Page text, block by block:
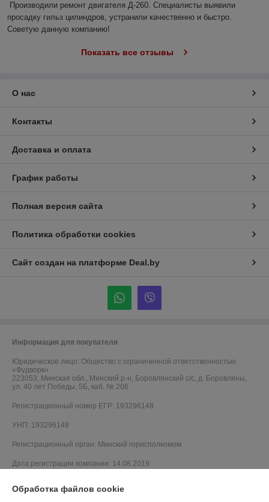
Производили ремонт двигателя Д-260. Специалисты выявили
просадку гильз цилиндров, устранили качественно и быстро.
Советую данную компанию!
Показать все отзывы
О нас
Контакты
Доставка и оплата
График работы
Полная версия сайта
Политика обработки cookies
Сайт создан на платформе Deal.by
Информация для покупателя
Юридическое лицо: Общество с ограниченной ответственностью
«Фудворк»
223053, Минская обл., Минский р-н, Боровлянский с/с, д. Боровляны,
ул. 40 лет Победы, 5Б, каб. № 206
Регистрационный номер ЕГР: 193296148
УНП: 193296148
Регистрационный орган: Минский горисполкомом
Дата регистрации компании: 14.08.2019
Обработка файлов cookie